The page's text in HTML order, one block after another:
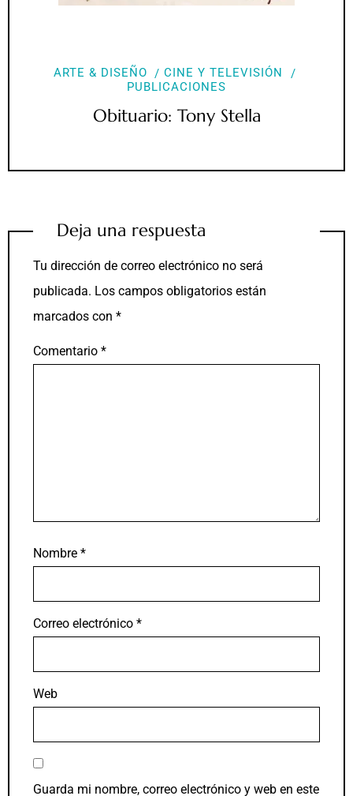
ARTE & DISEÑO
CINE Y TELEVISIÓN
PUBLICACIONES
Obituario: Tony Stella
Deja una respuesta
Tu dirección de correo electrónico no será
publicada. Los campos obligatorios están
marcados con *
Comentario *
Nombre *
Correo electrónico *
Web
Guarda mi nombre, correo electrónico y web en este